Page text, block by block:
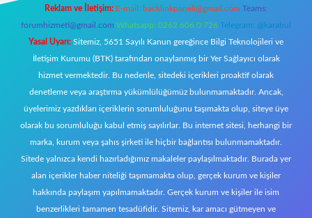
Reklam ve İletişim: E-mail: backlinkpaneli@gmail.com Teams:
forumhizmeti@gmail.com Whatsapp: 0262 606 0 726 Telegram: @karabul
Yasal Uyarı: Sitemiz, 5651 Sayılı Kanun gereğince Bilgi Teknolojileri ve
İletişim Kurumu (BTK) tarafından onaylanmış bir Yer Sağlayıcı olarak
hizmet vermektedir. Bu nedenle, sitedeki içerikleri proaktif olarak
denetleme veya araştırma yükümlülüğümüz bulunmamaktadır. Ancak,
üyelerimiz yazdıkları içeriklerin sorumluluğunu taşımakta olup, siteye üye
olarak bu sorumluluğu kabul etmiş sayılırlar. Bu internet sitesi, herhangi bir
marka, kurum veya şahıs şirketi ile hiçbir bağlantısı bulunmamaktadır.
Sitede yalnızca kendi hazırladığımız makaleler paylaşılmaktadır. Burada yer
alan içerikler haber niteliği taşımamakta olup, gerçek kurum ve kişiler
hakkında paylaşım yapılmamaktadır. Gerçek kurum ve kişiler ile isim
benzerlikleri tamamen tesadüfidir. Sitemiz, kar amacı gütmeyen ve